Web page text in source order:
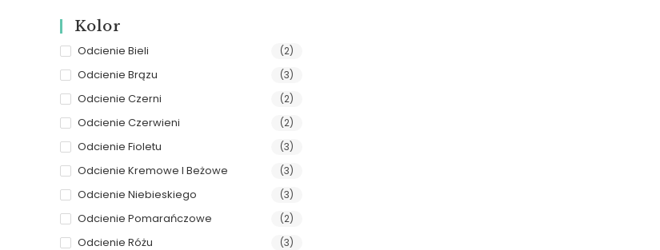
Kolor
Odcienie Bieli (2)
Odcienie Brązu (3)
Odcienie Czerni (2)
Odcienie Czerwieni (2)
Odcienie Fioletu (3)
Odcienie Kremowe I Beżowe (3)
Odcienie Niebieskiego (3)
Odcienie Pomarańczowe (2)
Odcienie Różu (3)